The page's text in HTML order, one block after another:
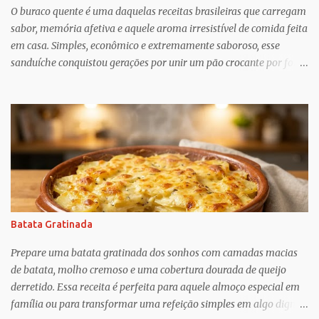
trabalho para manter e podem ser confusos (quem assistiu The
Undoing ?), o que Greif descobriu é mais esperançoso:...
O buraco quente é uma daquelas receitas brasileiras que carregam
sabor, memória afetiva e aquele aroma irresistível de comida feita
em casa. Simples, econômico e extremamente saboroso, esse
sanduíche conquistou gerações por unir um pão crocante por fora
está justamente no preparo: um pão macio recebe um recheio
abundante de carne cozida lentamente com temperos, criando
uma combinação perfeita para qualquer momento do dia. Muito
popular em festas, lanchonetes, reuniões familiares e até como
opção para um jantar rápido, o buraco quente é uma receita
versátil que agrada crianças e adultos. O contraste entre o pão
levemente tostado e o recheio quente e cremoso transforma
é uma ótima alternativa para aproveitar ingredientes que muitas
vezes já temos na cozinha, como carne moída, cebola, tomate e
te...
Batata Gratinada
Prepare uma batata gratinada dos sonhos com camadas macias
de batata, molho cremoso e uma cobertura dourada de queijo
derretido. Essa receita é perfeita para aquele almoço especial em
família ou para transformar uma refeição simples em algo digno